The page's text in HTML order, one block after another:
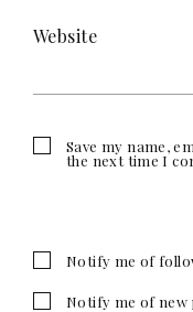
Website
Save my name,
the next time I
Notify me of
Notify me of new